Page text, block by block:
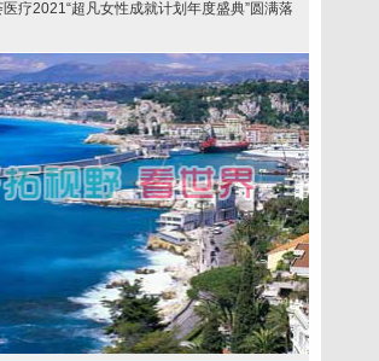
医疗2021“超凡女性成就计划年度盛典”圆满落